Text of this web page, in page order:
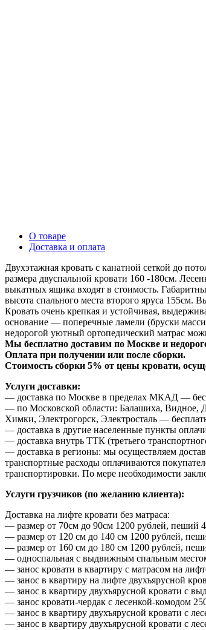
О товаре
Доставка и оплата
Двухэтажная кровать с канатной сеткой до
размера двуспальной кровати 160 -180см.
выкатных ящика входят в стоимость.
высота спального места второго яруса 155см.
Кровать очень крепкая и устойчивая,
основание — поперечные ламели (бруски
недорогой уютный ортопедический матрас
Мы бесплатно доставим по Москве и
Оплата при получении или после сборки.
Стоимость сборки 5% от цены кровати,
Услуги доставки:
— доставка по Москве в пределах МКАД —
— по Московской области: Балашиха, Видное,
Химки, Электрогорск, Электросталь —
— доставка в другие населенные пункты
— доставка внутрь ТТК (третьего
— доставка в регионы: мы осуществляем
транспортные расходы оплачиваются
транспортировки. По мере необходимости
Услуги грузчиков (по желанию клиента):
Доставка на лифте кровати без матраса:
— размер от 70см до 90см 1200 рублей, пеший
— размер от 120 см до 140 см 1200 рублей,
— размер от 160 см до 180 см 1200 рублей,
— односпальная с выдвижным спальным
— занос кровати в квартиру с матрасом на
— занос в квартиру на лифте двухъярусной
— занос в квартиру двухъярусной кровати с
— занос кровати-чердак с лесенкой-комодом
— занос в квартиру двухъярусной кровати с
— занос в квартиру двухъярусной кровати с